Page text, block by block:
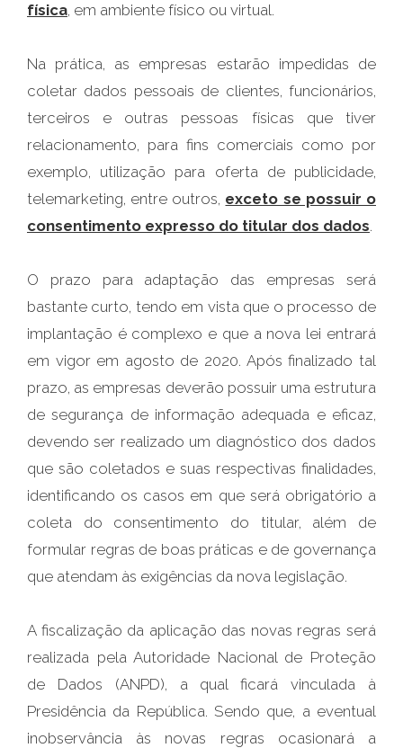
física, em ambiente físico ou virtual.
Na prática, as empresas estarão impedidas de
coletar dados pessoais de clientes, funcionários,
terceiros e outras pessoas físicas que tiver
relacionamento, para fins comerciais como por
exemplo, utilização para oferta de publicidade,
telemarketing, entre outros, exceto se possuir o
consentimento expresso do titular dos dados.
O prazo para adaptação das empresas será
bastante curto, tendo em vista que o processo de
implantação é complexo e que a nova lei entrará
em vigor em agosto de 2020. Após finalizado tal
prazo, as empresas deverão possuir uma estrutura
de segurança de informação adequada e eficaz,
devendo ser realizado um diagnóstico dos dados
que são coletados e suas respectivas finalidades,
identificando os casos em que será obrigatório a
coleta do consentimento do titular, além de
formular regras de boas práticas e de governança
que atendam às exigências da nova legislação.
A fiscalização da aplicação das novas regras será
realizada pela Autoridade Nacional de Proteção
de Dados (ANPD), a qual ficará vinculada à
Presidência da República. Sendo que, a eventual
inobservância às novas regras ocasionará a